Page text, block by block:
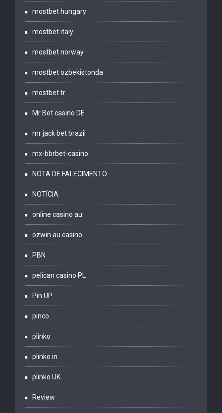
mostbet hungary
mostbet italy
mostbet norway
mostbet ozbekistonda
mostbet tr
Mr Bet casino DE
mr jack bet brazil
mx-bbrbet-casino
NOTA DE FALECIMENTO
NOTÍCIA
online casino au
ozwin au casino
PBN
pelican casino PL
Pin UP
pinco
plinko
plinko in
plinko UK
Review